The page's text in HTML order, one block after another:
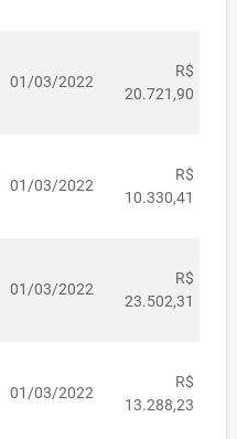
01/03/2022
R$
20.721,90
01/03/2022
R$
10.330,41
01/03/2022
R$
23.502,31
01/03/2022
R$
13.288,23